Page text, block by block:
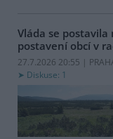
Vláda se postavila
postavení obcí v
27.7.2026 20:55 |
Diskuse: 1